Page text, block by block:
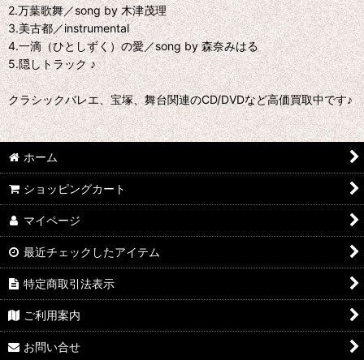
2.万葉歌舞／song by 木津茂理
3.美古都／instrumental
4.一滴（ひとしずく）の愛／song by 森奈みはる
5.隠しトラック ♪
クラシックバレエ、宝塚、舞台関連のCD/DVDなど高価買取中です♪
ホーム
ショッピングカート
マイページ
最近チェックしたアイテム
特定商取引法表示
ご利用案内
お問い合せ